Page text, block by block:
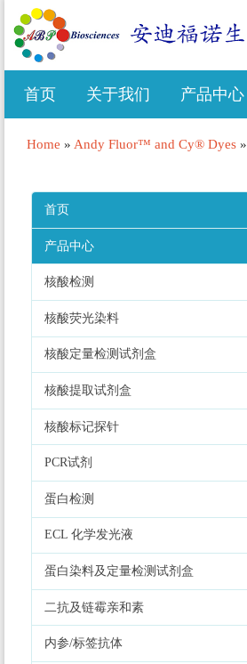
首页 关于我们 产品中心
Home » Andy Fluor™ and Cy® Dyes »
首页
产品中心
核酸检测
核酸荧光染料
核酸定量检测试剂盒
核酸提取试剂盒
核酸标记探针
PCR试剂
蛋白检测
ECL 化学发光液
蛋白染料及定量检测试剂盒
二抗及链霉亲和素
内参/标签抗体